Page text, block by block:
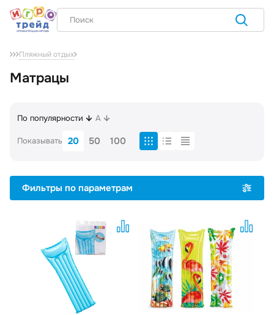
Пляжный отдых
Матрацы
По популярности A
Показывать 20 50 100
Фильтры по параметрам